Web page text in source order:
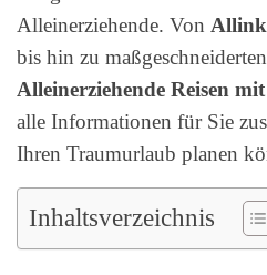
Alleinerziehende. Von
bis hin zu
Alleinerziehende Reisen
alle Informationen für Sie
Ihren Traumurlaub planen
Inhaltsverzeichnis